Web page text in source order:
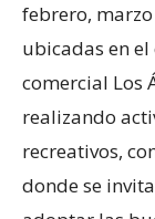
febrero,
ubicadas en el
comercial Los
realizando
recreativos,
donde se